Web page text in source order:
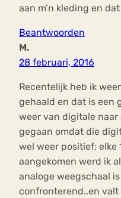
aan m’n kleding en
Beantwoorden
M.
28 februari, 2016
Recentelijk heb ik
gehaald en dat is een
weer van digitale
gegaan omdat die
wel weer positief; elke
aangekomen werd ik
analoge weegschaal
confronterend..en valt